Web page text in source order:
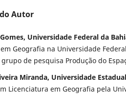
Autor
Universidade Federal da
Geografia na Universidade
de pesquisa Produção do
Miranda, Universidade
Licenciatura em Geografia pela